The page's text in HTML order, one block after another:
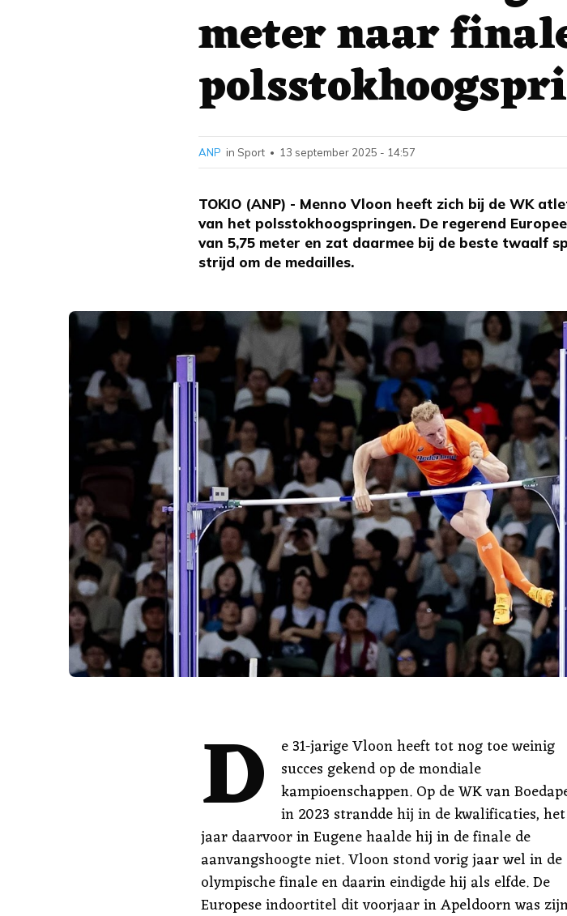
meter naar
TOKIO (ANP) - Menno Vloon heeft zich bij de WK
van het polsstokhoogspringen. De regerend
van 5,75 meter en zat daarmee bij de beste twaalf
strijd om de medailles.
ANP in Sport • 13 september 2025 - 14:57
D
e 31-jarige Vloon heeft tot nog toe weinig
succes gekend op de mondiale
kampioenschappen. Op de WK van
in 2023 strandde hij in de kwalificaties, het
jaar daarvoor in Eugene haalde hij in de finale de
aanvangshoogte niet. Vloon stond vorig jaar wel in de
olympische finale en daarin eindigde hij als elfde. De
Europese indoortitel dit voorjaar in Apeldoorn was